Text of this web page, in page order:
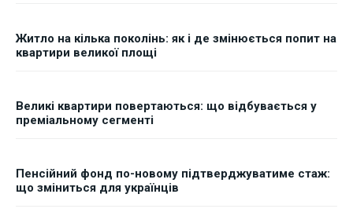
Житло на кілька поколінь: як і де змінюється попит на
квартири великої площі
Великі квартири повертаються: що відбувається у
преміальному сегменті
Пенсійний фонд по-новому підтверджуватиме стаж:
що зміниться для українців